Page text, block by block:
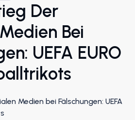
Der
Bei
UEFA EURO